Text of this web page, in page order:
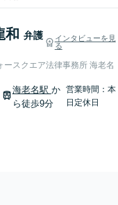
和 弁護
インタビューを見
る
ースクエア法律事務所 海老名
海老名駅 か
ら徒歩9分
営業時間：本
日定休日